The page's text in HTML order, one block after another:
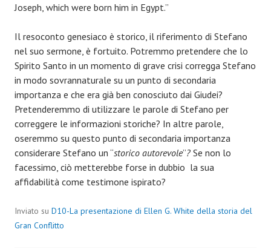
Joseph, which were born him in Egypt.”
Il resoconto genesiaco è storico, il riferimento di Stefano
nel suo sermone, è fortuito. Potremmo pretendere che lo
Spirito Santo in un momento di grave crisi corregga Stefano
in modo sovrannaturale su un punto di secondaria
importanza e che era già ben conosciuto dai Giudei?
Pretenderemmo di utilizzare le parole di Stefano per
correggere le informazioni storiche? In altre parole,
oseremmo su questo punto di secondaria importanza
considerare Stefano un “storico autorevole”? Se non lo
facessimo, ciò metterebbe forse in dubbio la sua
affidabilità come testimone ispirato?
Inviato su D10-La presentazione di Ellen G. White della storia del
Gran Conflitto